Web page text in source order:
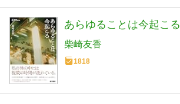
あらゆることは今起こる
柴崎友香
1818